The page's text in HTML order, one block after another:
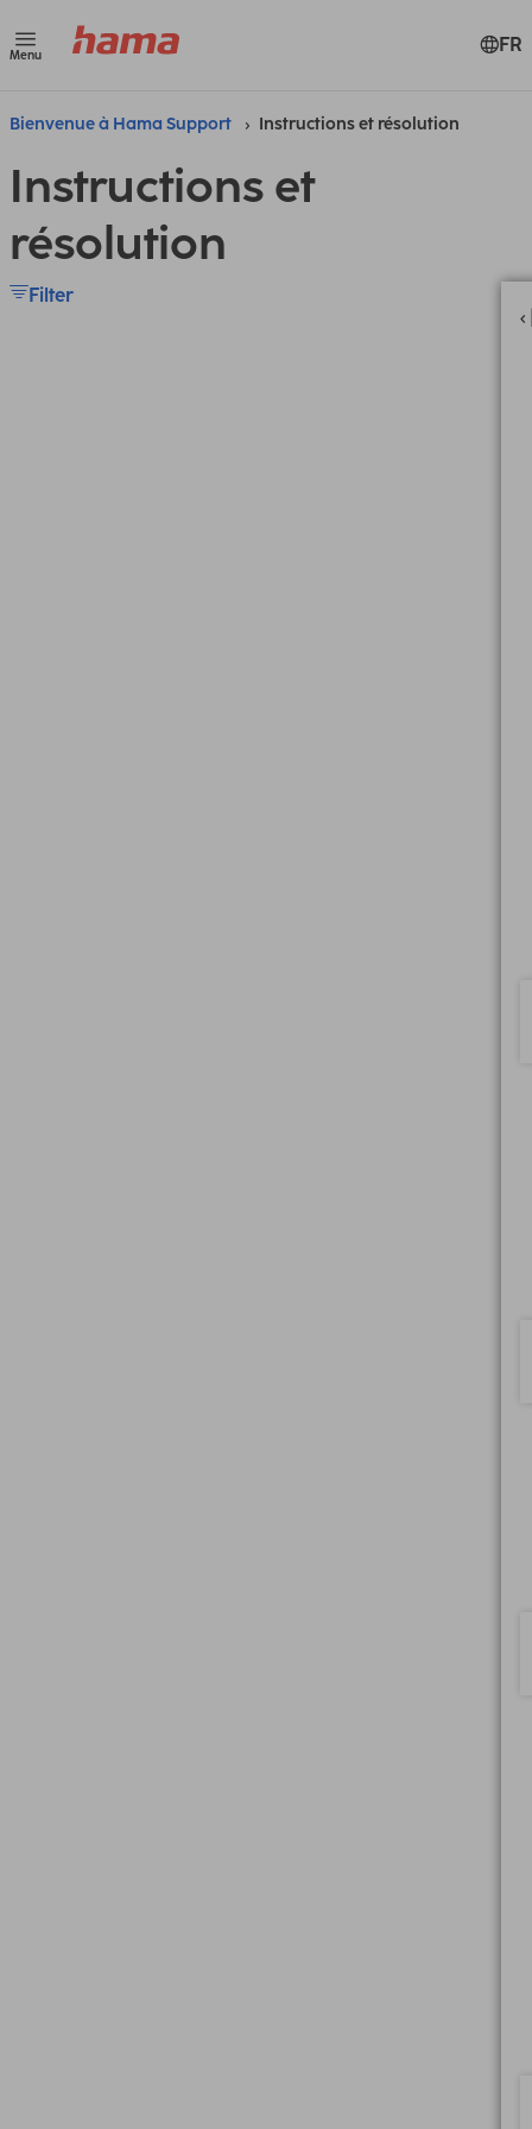
Menu FR
Bienvenue à Hama Support Instructions et résolution
Instructions et
résolution
Filter